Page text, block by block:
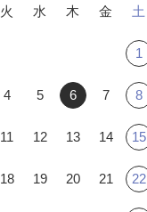
火 水 木 金 土
1
4 5 6 7 8
11 12 13 14 15
18 19 20 21 22